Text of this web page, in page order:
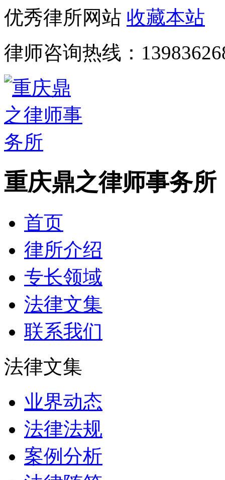
优秀律所网站 收藏本站
律师咨询热线：
重庆鼎之律师事务所
首页
律所介绍
专长领域
法律文集
联系我们
法律文集
业界动态
法律法规
案例分析